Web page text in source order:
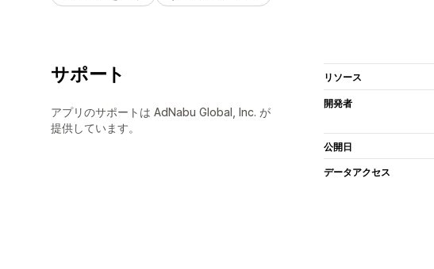
サポート
アプリのサポートは AdNabu Global, Inc. が
提供しています。
リソース
開発者
公開日
データアクセス